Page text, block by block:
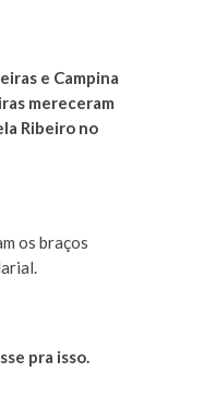
e Campina
mereceram
Ribeiro no
os braços
pra isso.